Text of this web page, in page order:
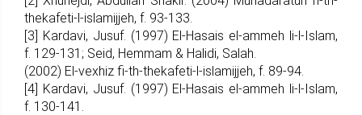
thekafeti-l-islamijjeh, f. 93-133.
[3] Kardavi, Jusuf. (1997) El-Hasais el-ammeh li-l-Islam,
f. 129-131; Seid, Hemmam & Halidi, Salah.
(2002) El-vexhiz fi-th-thekafeti-l-islamijjeh, f. 89-94.
[4] Kardavi, Jusuf. (1997) El-Hasais el-ammeh li-l-Islam,
f. 130-141.